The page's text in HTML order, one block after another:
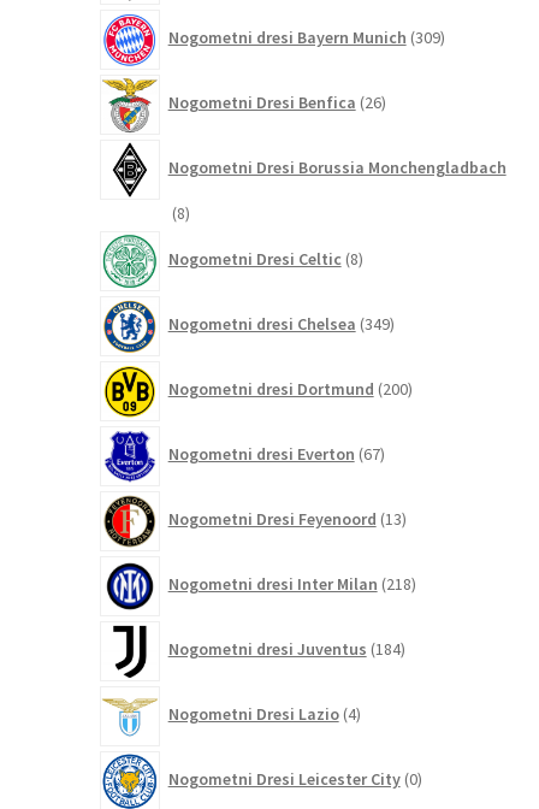
Nogometni dresi Bayern Munich 309izdelkov
Nogometni Dresi Benfica 26izdelkov
Nogometni Dresi Borussia Monchengladbach
88
Nogometni Dresi Celtic 8izdelkov
Nogometni dresi Chelsea 349izdelkov
Nogometni dresi Dortmund 200izdelkov
Nogometni dresi Everton 67izdelkov
Nogometni Dresi Feyenoord 13izdelkov
Nogometni dresi Inter Milan 218izdelkov
Nogometni dresi Juventus 184izdelkov
Nogometni Dresi Lazio 4izdelki
Nogometni Dresi Leicester City 0izdelkov